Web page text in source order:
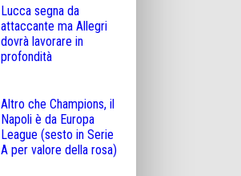
Lucca segna da
attaccante ma Allegri
dovrà lavorare in
profondità
Altro che Champions, il
Napoli è da Europa
League (sesto in Serie
A per valore della rosa)